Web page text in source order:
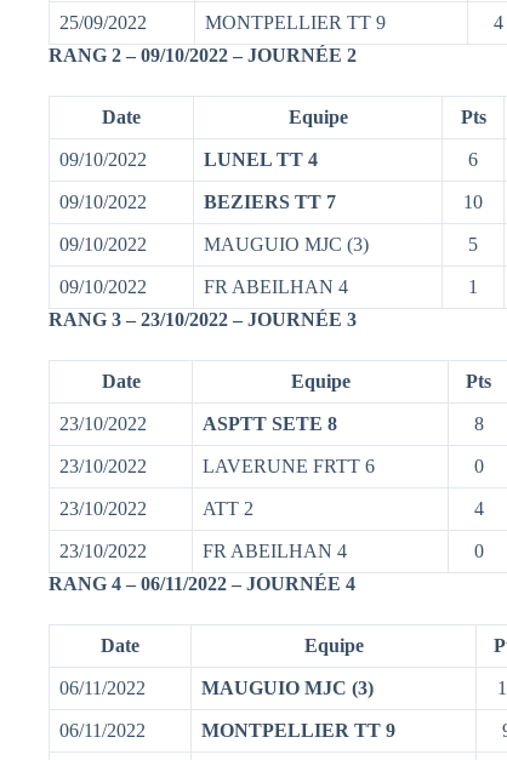
25/09/2022 MONTPELLIER TT 9 4
RANG 2 – 09/10/2022 – JOURNÉE 2
Date Equipe Pts
09/10/2022 LUNEL TT 4 6
09/10/2022 BEZIERS TT 7 10
09/10/2022 MAUGUIO MJC (3) 5
09/10/2022 FR ABEILHAN 4 1
RANG 3 – 23/10/2022 – JOURNÉE 3
Date Equipe Pts
23/10/2022 ASPTT SETE 8 8
23/10/2022 LAVERUNE FRTT 6 0
23/10/2022 ATT 2 4
23/10/2022 FR ABEILHAN 4 0
RANG 4 – 06/11/2022 – JOURNÉE 4
Date Equipe
06/11/2022 MAUGUIO MJC (3)
06/11/2022 MONTPELLIER TT 9